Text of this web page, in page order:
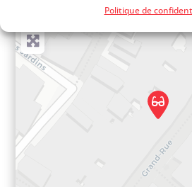
Politique de